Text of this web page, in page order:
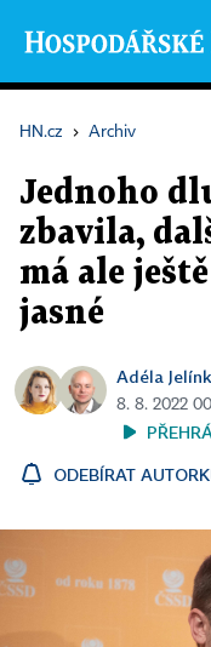
HN.cz › Archiv
Jednoho
zbavila,
má ale
jasné
Adéla
8. 8. 2022
ODEBÍRAT